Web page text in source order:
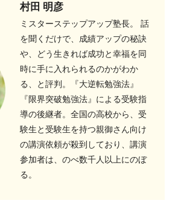
村田 明彦
ミスターステップアップ塾長。 話
を聞くだけで、成績アップの秘訣
や、どう生きれば成功と幸福を同
時に手に入れられるのかがわか
る、と評判。『大逆転勉強法』
『限界突破勉強法』による受験指
導の後継者。全国の高校から、受
験生と受験生を持つ親御さん向け
の講演依頼が殺到しており、講演
参加者は、のべ数千人以上にのぼ
る。